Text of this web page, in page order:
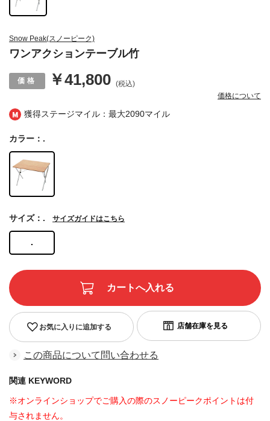
獲得ステージマイル：最大2090マイル
Snow Peak(スノーピーク)
ワンアクションテーブル竹
￥41,800 (税込)
価格について
カラー：.
.
サイズ：. サイズガイドはこちら
お気に入りに追加する
この商品について問い合わせる
関連 KEYWORD
※オンラインショップでご購入の際のスノーピークポイントは付
与されません。